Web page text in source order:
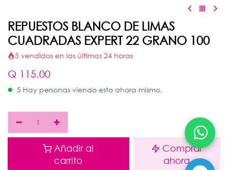
REPUESTOS BLANCO DE LIMAS
CUADRADAS EXPERT 22 GRANO 100
5 vendidos en las últimas 24 horas
Q 115.00
5 Hay personas viendo esto ahora mismo.
Añadir al
carrito
Comprar
ahora